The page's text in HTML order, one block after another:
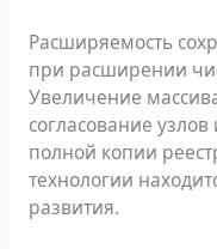
Расширяемость
при расширении
Увеличение
согласование
полной копии
технологии
развития.